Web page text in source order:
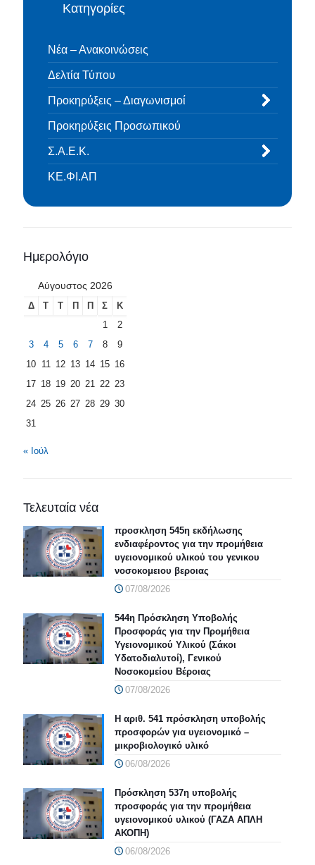
Κατηγορίες
Νέα – Ανακοινώσεις
Δελτία Τύπου
Προκηρύξεις – Διαγωνισμοί
Προκηρύξεις Προσωπικού
Σ.Α.Ε.Κ.
ΚΕ.ΦΙ.ΑΠ
Ημερολόγιο
Αύγουστος 2026
Δ Τ Τ Π Π Σ
Κ
1
2
3
4 5 6 7 8
9
10 11 12 13 14 15 16
17 18 19 20 21 22 23
24 25 26 27 28 29 30
31
« Ιούλ
Τελευταία νέα
προσκληση 545η εκδήλωσης
ενδιαφέροντος για την προμήθεια
υγειονομικού υλικού του γενικου
νοσοκομειου βεροιας
07/08/2026
544η Πρόσκληση Υποβολής
Προσφοράς για την Προμήθεια
Υγειονομικού Υλικού (Σάκοι
Υδατοδιαλυτοί), Γενικού
Νοσοκομείου Βέροιας
07/08/2026
Η αριθ. 541 πρόσκληση υποβολής
προσφορών για υγειονομικό –
μικροβιολογικό υλικό
06/08/2026
Πρόσκληση 537η υποβολής
προσφοράς για την προμήθεια
υγειονομικού υλικού (ΓΑΖΑ ΑΠΛΗ
ΑΚΟΠΗ)
06/08/2026